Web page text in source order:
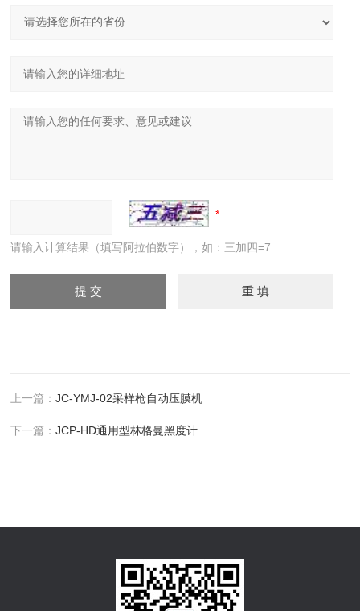
请输入计算结果（填写阿拉伯数字），如：三加四=7
上一篇：JC-YMJ-02采样枪自动压膜机
下一篇：JCP-HD通用型林格曼黑度计